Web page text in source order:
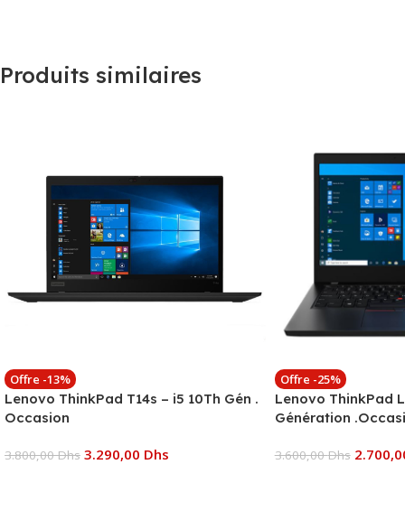
Produits similaires
Offre -13%
Lenovo ThinkPad T14s – i5 10Th Gén .
Occasion
3.800,00Dhs 3.290,00 Dhs
Offre -25%
Lenovo ThinkPad
Génération
3.600,00Dhs